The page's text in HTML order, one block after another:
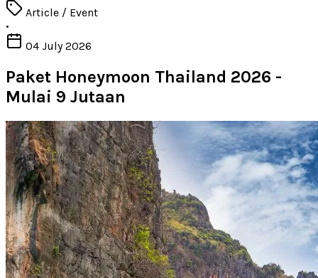
Article / Event
•
04 July 2026
Paket Honeymoon Thailand 2026 -
Mulai 9 Jutaan